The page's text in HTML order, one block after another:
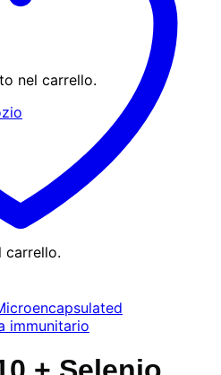
nel carrello.
carrello.
immunitario